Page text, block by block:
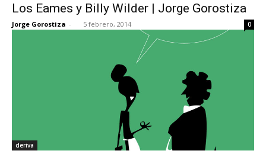
Los Eames y Billy Wilder | Jorge Gorostiza
Jorge Gorostiza - 5 febrero, 2014 0
deriva